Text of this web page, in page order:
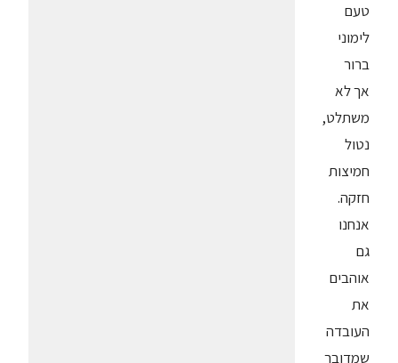
טעם
לימוני
ברור
אך לא
משתלט,
נטול
חמיצות
חזקה.
אנחנו
גם
אוהבים
את
העובדה
שמדובר